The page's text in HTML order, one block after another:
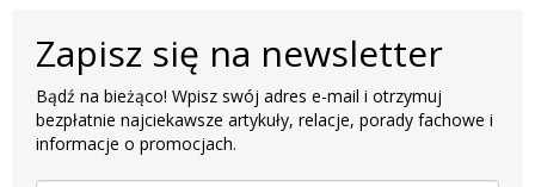
Zapisz się na newsletter
Bądź na bieżąco! Wpisz swój adres e-mail i otrzymuj
bezpłatnie najciekawsze artykuły, relacje, porady fachowe i
informacje o promocjach.